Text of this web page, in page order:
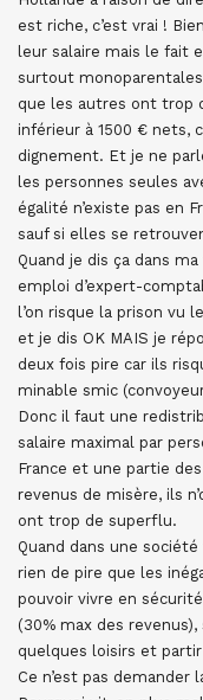
est riche, c’est vrai !
leur salaire mais le fait
surtout
que les autres ont trop
inférieur à 1500 € nets,
dignement. Et je ne
les personnes seules
égalité n’existe pas en
sauf si elles se
Quand je dis ça dans
emploi d’expert-
l’on risque la prison vu
et je dis OK MAIS je
deux fois pire car ils
minable smic
Donc il faut une
salaire maximal par
France et une partie
revenus de misère, ils
ont trop de superflu.
Quand dans une
rien de pire que les
pouvoir vivre en
(30% max des
quelques loisirs et
Ce n’est pas demander